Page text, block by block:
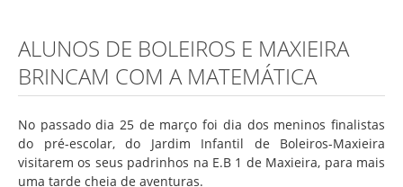
Associação de Estudantes
Erasmus+
Manuais Escolares
Horários
ALUNOS DE BOLEIROS E MAXIEIRA
BRINCAM COM A MATEMÁTICA
No passado dia 25 de março foi dia dos meninos finalistas
do pré-escolar, do Jardim Infantil de Boleiros-Maxieira
visitarem os seus padrinhos na E.B 1 de Maxieira, para mais
uma tarde cheia de aventuras.